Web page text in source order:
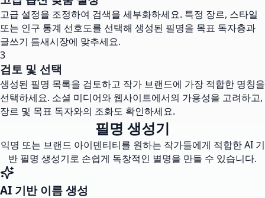
고급 설정을 조정하여 검색을 세부화하세요. 특정 장르, 스타일
또는 인구 통계 선호도를 선택해 생성된 필명을 목표 독자층과
글쓰기 틈새시장에 맞추세요.
3
검토 및 선택
생성된 필명 목록을 검토하고 작가 브랜드에 가장 적합한 명칭을
선택하세요. 소셜 미디어와 웹사이트에서의 가용성을 고려하고,
장르 및 목표 독자와의 조화도 확인하세요.
필명 생성기
익명 또는 브랜드 아이덴티티를 원하는 작가들에게 적합한 AI 기
반 필명 생성기로 손쉽게 독창적인 별명을 만들 수 있습니다.
AI 기반 이름 생성